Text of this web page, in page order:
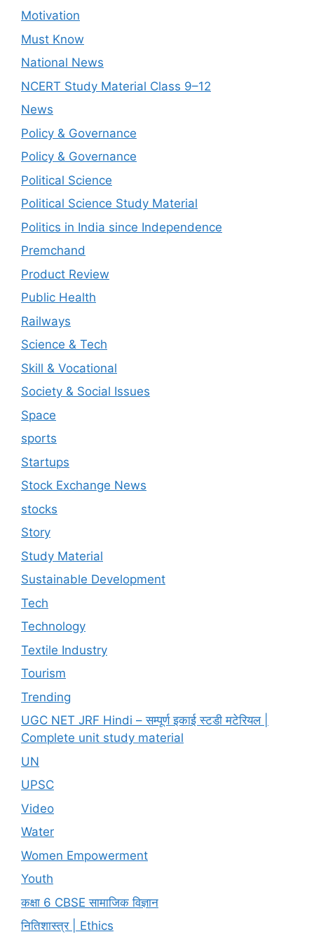
Motivation
Must Know
National News
NCERT Study Material Class 9–12
News
Policy & Governance
Policy & Governance
Political Science
Political Science Study Material
Politics in India since Independence
Premchand
Product Review
Public Health
Railways
Science & Tech
Skill & Vocational
Society & Social Issues
Space
sports
Startups
Stock Exchange News
stocks
Story
Study Material
Sustainable Development
Tech
Technology
Textile Industry
Tourism
Trending
UGC NET JRF Hindi – सम्पूर्ण इकाई स्टडी मटेरियल |
Complete unit study material
UN
UPSC
Video
Water
Women Empowerment
Youth
कक्षा 6 CBSE सामाजिक विज्ञान
नितिशास्त्र | Ethics